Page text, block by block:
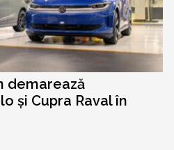
demarează
și Cupra Raval în